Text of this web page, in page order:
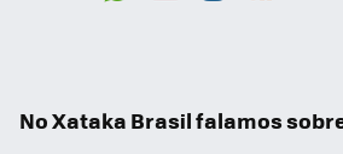
No Xataka Brasil falamos